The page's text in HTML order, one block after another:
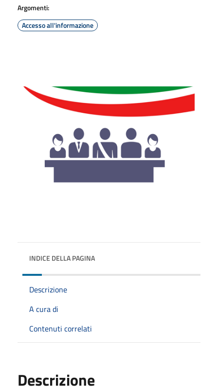
Argomenti:
Accesso all'informazione
INDICE DELLA PAGINA
Descrizione
A cura di
Contenuti correlati
Descrizione